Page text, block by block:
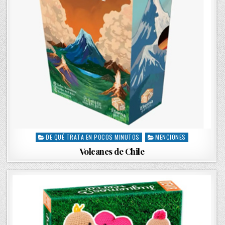
P
t
DE QUÉ TRATA EN POCOS MINUTOS MENCIONES
Volcanes de Chile